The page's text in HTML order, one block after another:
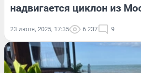
надвигается циклон из
23 июля, 2025, 17:35 6 237 9